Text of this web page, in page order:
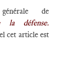
de
la défense.
cet article est